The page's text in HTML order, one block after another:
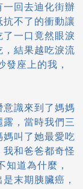
回去迪化街辦
不了的衝動讓
一口竟然眼淚
結果越吃淚流
座上的我，
識來到了媽媽
，當時我們三
叫了她最愛吃
和爸爸都奇怪
道為什麼，
末期胰臟癌，